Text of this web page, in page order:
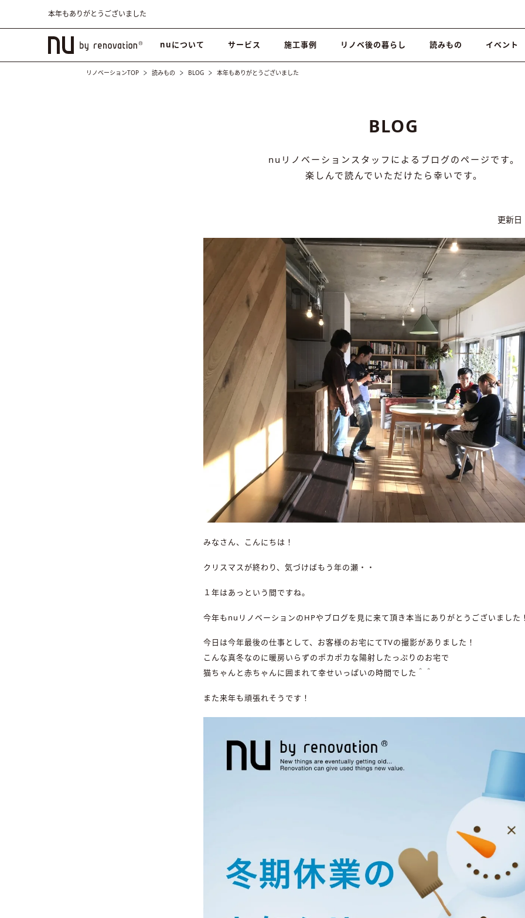
本年もありがとうございました
nuについて サービス 施工事例 リノベ後の暮らし 読みもの イベント
リノベーションTOP 読みもの BLOG 本年もありがとうございました
BLOG
nuリノベーションスタッフによるブログのページです。
楽しんで読んでいただけたら幸いです。
更新
みなさん、こんにちは！
クリスマスが終わり、気づけばもう年の瀬・・
１年はあっという間ですね。
今年もnuリノベーションのHPやブログを見に来て頂き本当にありがとうございました
今日は今年最後の仕事として、お客様のお宅にてTVの撮影がありました！
こんな真冬なのに暖房いらずのポカポカな陽射したっぷりのお宅で
猫ちゃんと赤ちゃんに囲まれて幸せいっぱいの時間でした＾＾
また来年も頑張れそうです！